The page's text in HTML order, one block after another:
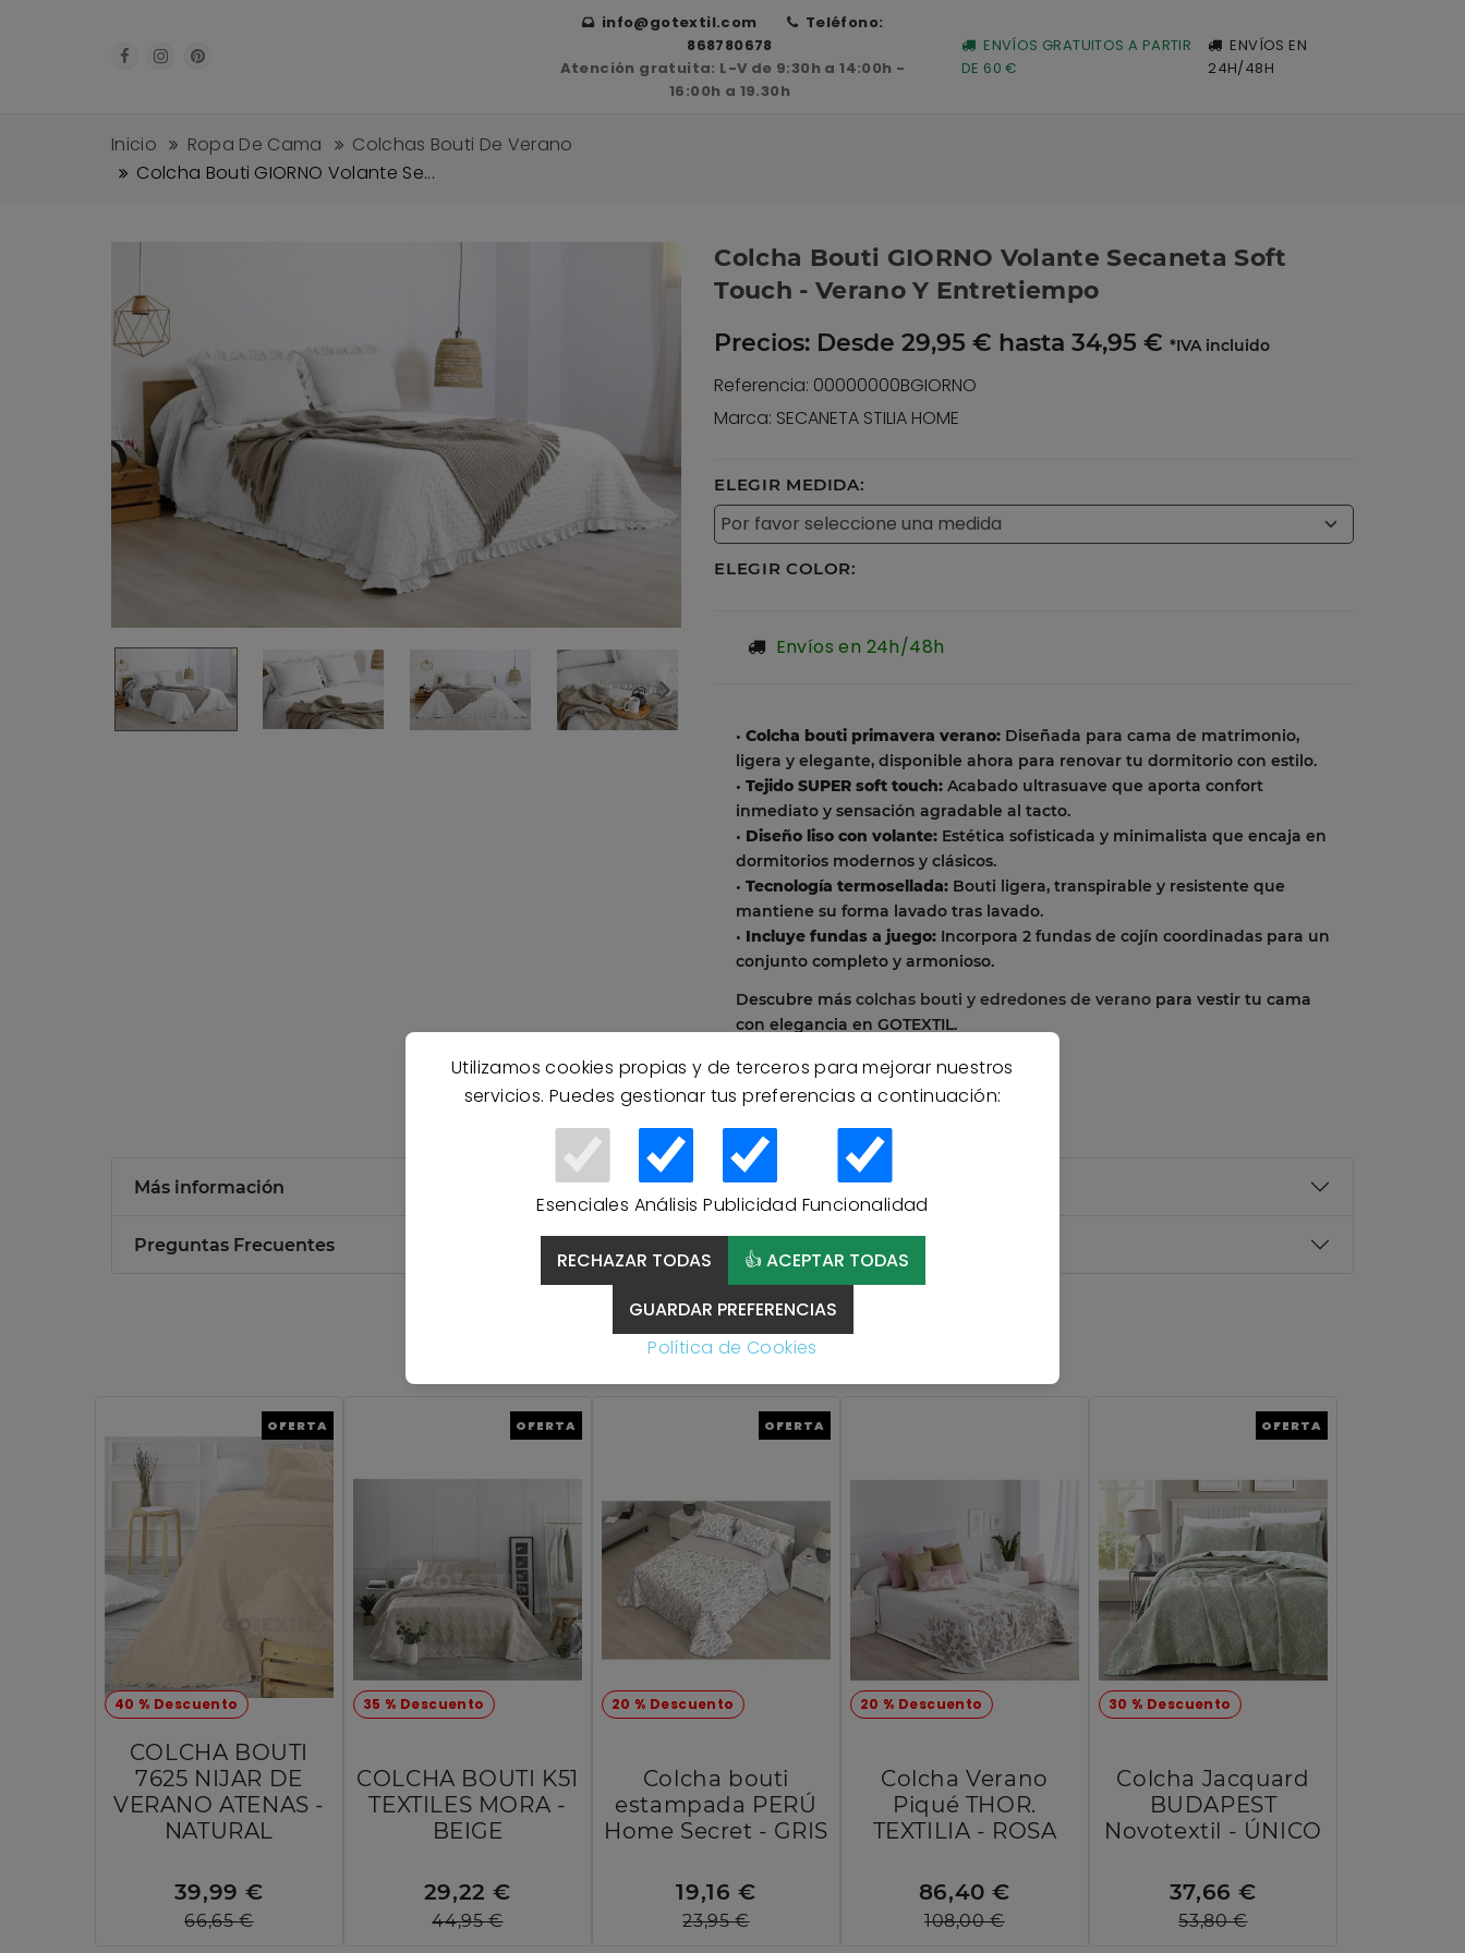
Utilizamos cookies propias y de terceros para mejorar nuestros
servicios. Puedes gestionar tus preferencias a continuación:
Esenciales Análisis Publicidad Funcionalidad
RECHAZAR TODAS
👍 ACEPTAR TODAS
GUARDAR PREFERENCIAS
Política de Cookies
info@gotextil.com
Teléfono:
868780678
Atención gratuita: L-V de 9:30h a 14:00h -
16:00h a 19.30h
ENVÍOS GRATUITOS A PARTIR
DE 60 €
ENVÍOS EN
24H/48H
Inicio Ropa De Cama
Colchas Bouti De Verano
Colcha Bouti GIORNO Volante Se...
Colcha Bouti GIORNO Volante Secaneta Soft
Touch - Verano Y Entretiempo
Precios: Desde 29,95 € hasta 34,95 € *IVA incluido
Referencia: 00000000BGIORNO
Marca: SECANETA STILIA HOME
ELEGIR MEDIDA:
ELEGIR COLOR:
Envíos en 24h/48h
•Colcha bouti primavera verano: Diseñada para cama de matrimonio,
ligera y elegante, disponible ahora para renovar tu dormitorio con estilo.
•Tejido SUPER soft touch: Acabado ultrasuave que aporta confort
inmediato y sensación agradable al tacto.
• Diseño liso con volante: Estética sofisticada y minimalista que encaja en
dormitorios modernos y clásicos.
•Tecnología termosellada: Bouti ligera, transpirable y resistente que
mantiene su forma lavado tras lavado.
• Incluye fundas a juego: Incorpora 2 fundas de cojín coordinadas para un
conjunto completo y armonioso.
Descubre máscolchas bouti y edredones de verano para vestir tu cama
con elegancia en GOTEXTIL.
Más información
Preguntas Frecuentes
Productos Relacionados
40 % Descuento
OFERTA
COLCHA BOUTI
7625 NIJAR DE
VERANO ATENAS -
NATURAL
39,99 €
66,65 €
35 % Descuento
OFERTA
COLCHA BOUTI K51
TEXTILES MORA -
BEIGE
29,22 €
44,95 €
20 % Descuento
OFERTA
Colcha bouti
estampada PERÚ
Home Secret - GRIS
19,16 €
23,95 €
20 % Descuento
Colcha Verano
Piqué THOR.
TEXTILIA - ROSA
86,40 €
108,00 €
30 % Descuento
OFERTA
Colcha Jacquard
BUDAPEST
Novotextil - ÚNICO
37,66 €
53,80 €